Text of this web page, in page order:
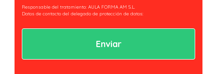
Responsable del tratamiento: AULA FORMA AM S.L.
Datos de contacto del delegado de protección de datos:
Legitimación: Tratamientos sometidos al cumplimiento de obligación legal
los derechos reconocidos por la normativa aplicable en la política de